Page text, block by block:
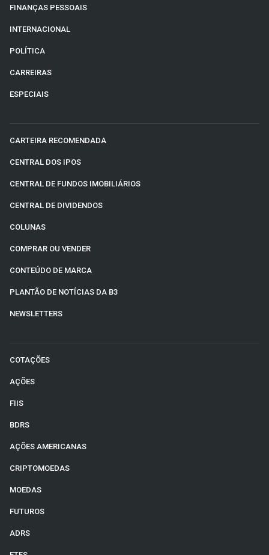
FINANÇAS PESSOAIS
INTERNACIONAL
POLÍTICA
CARREIRAS
ESPECIAIS
CARTEIRA RECOMENDADA
CENTRAL DOS IPOS
CENTRAL DE FUNDOS IMOBILIÁRIOS
CENTRAL DE DIVIDENDOS
COLUNAS
COMPRAR OU VENDER
CONTEÚDO DE MARCA
PLANTÃO DE NOTÍCIAS DA B3
NEWSLETTERS
COTAÇÕES
AÇÕES
FIIS
BDRS
AÇÕES AMERICANAS
CRIPTOMOEDAS
MOEDAS
FUTUROS
ADRS